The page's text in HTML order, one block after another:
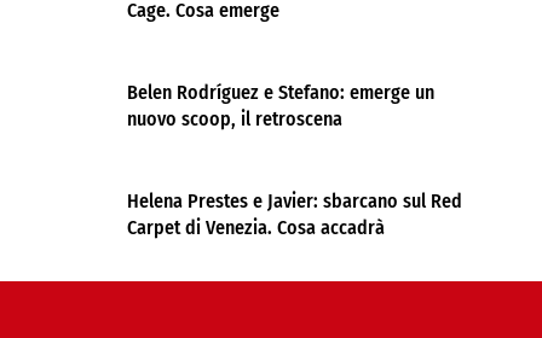
Cage. Cosa emerge
Belen Rodríguez e Stefano: emerge un
nuovo scoop, il retroscena
Helena Prestes e Javier: sbarcano sul Red
Carpet di Venezia. Cosa accadrà